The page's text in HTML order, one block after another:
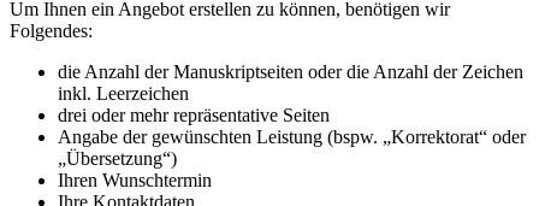
Um Ihnen ein Angebot erstellen zu können, benötigen wir
Folgendes:
die Anzahl der Manuskriptseiten oder die Anzahl der Zeichen
inkl. Leerzeichen
drei oder mehr repräsentative Seiten
Angabe der gewünschten Leistung (bspw. „Korrektorat“ oder
„Übersetzung“)
Ihren Wunschtermin
Ihre Kontaktdaten